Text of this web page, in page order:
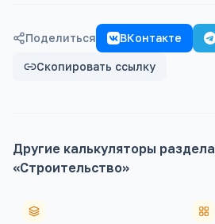
Поделиться ВКонтакте
Скопировать ссылку
Другие калькуляторы раздела
«Строительство»